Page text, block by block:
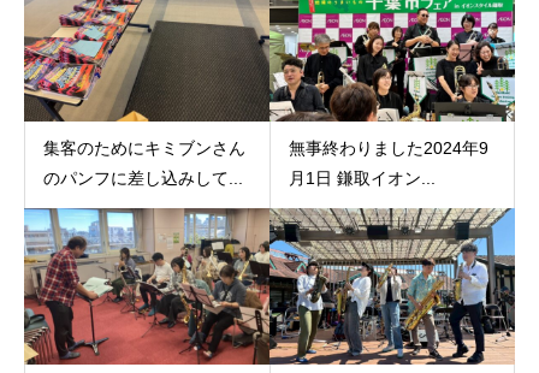
集客のためにキミブンさん
のパンフに差し込みして...
無事終わりました2024年9
月1日 鎌取イオン...